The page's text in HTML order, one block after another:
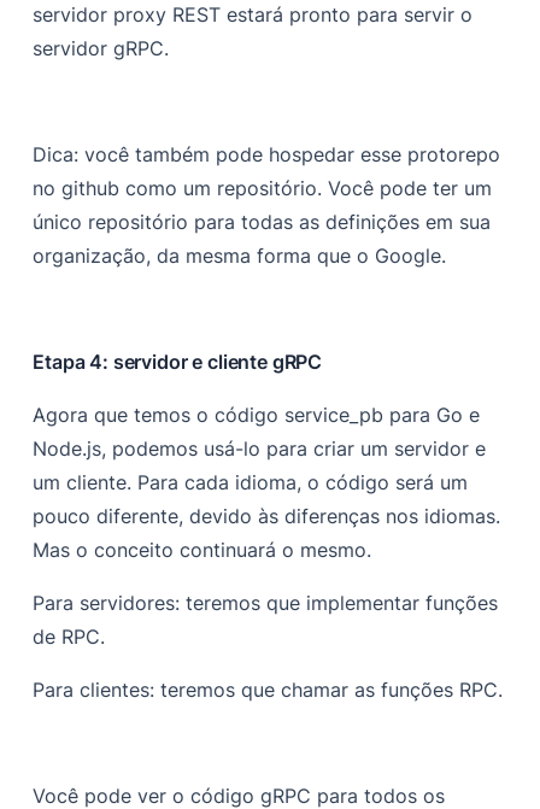
servidor proxy REST estará pronto para servir o
servidor gRPC.
Dica: você também pode hospedar esse protorepo
no github como um repositório. Você pode ter um
único repositório para todas as definições em sua
organização, da mesma forma que o Google.
Etapa 4: servidor e cliente gRPC
Agora que temos o código service_pb para Go e
Node.js, podemos usá-lo para criar um servidor e
um cliente. Para cada idioma, o código será um
pouco diferente, devido às diferenças nos idiomas.
Mas o conceito continuará o mesmo.
Para servidores: teremos que implementar funções
de RPC.
Para clientes: teremos que chamar as funções RPC.
Você pode ver o código gRPC para todos os